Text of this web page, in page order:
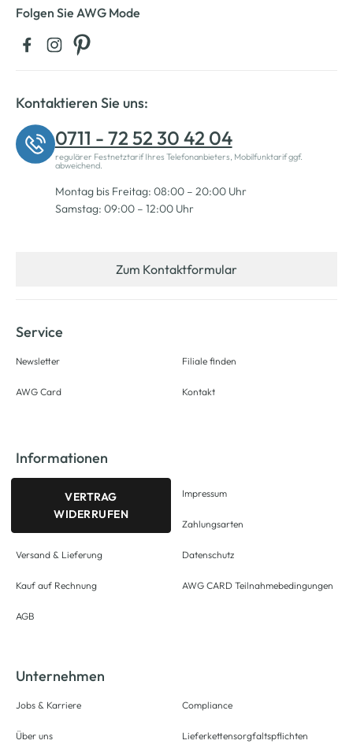
Folgen Sie AWG Mode
Kontaktieren Sie uns:
0711 - 72 52 30 42 04
regulärer Festnetztarif Ihres Telefonanbieters, Mobilfunktarif ggf.
abweichend.
Montag bis Freitag: 08:00 – 20:00 Uhr
Samstag: 09:00 – 12:00 Uhr
Zum Kontaktformular
Service
Newsletter
AWG Card
Filiale finden
Kontakt
Informationen
VERTRAG
WIDERRUFEN
Versand & Lieferung
Kauf auf Rechnung
AGB
Impressum
Zahlungsarten
Datenschutz
AWG CARD Teilnahmebedingungen
Unternehmen
Jobs & Karriere
Über uns
Compliance
Lieferkettensorgfaltspflichten